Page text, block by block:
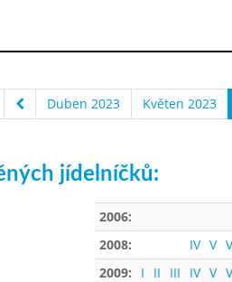
Duben 2023 Květen 2023
jídelníčků:
2006:
2008:
IV V
2009:
I II III IV V